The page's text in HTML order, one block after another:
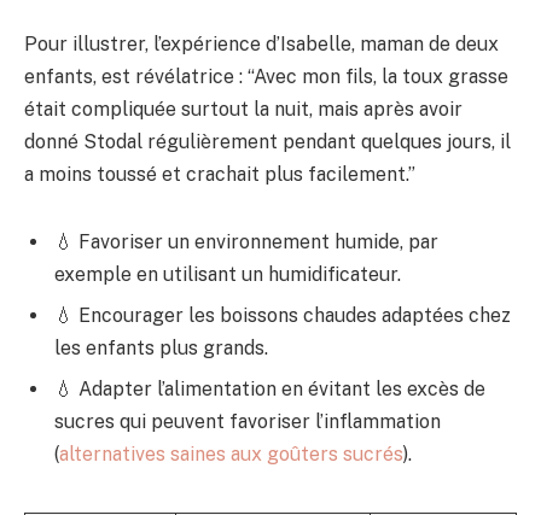
Pour illustrer, l’expérience d’Isabelle, maman de deux
enfants, est révélatrice : “Avec mon fils, la toux grasse
était compliquée surtout la nuit, mais après avoir
donné Stodal régulièrement pendant quelques jours, il
a moins toussé et crachait plus facilement.”
💧 Favoriser un environnement humide, par
exemple en utilisant un humidificateur.
💧 Encourager les boissons chaudes adaptées chez
les enfants plus grands.
💧 Adapter l’alimentation en évitant les excès de
sucres qui peuvent favoriser l’inflammation
(alternatives saines aux goûters sucrés).